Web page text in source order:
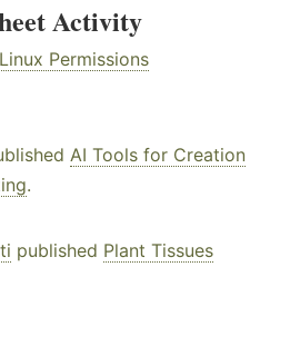
Activity
Linux Permissions
AI Tools for Creation
.
published Plant Tissues